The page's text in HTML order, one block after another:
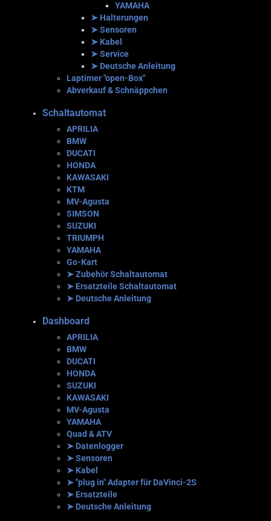
YAMAHA
➤ Halterungen
➤ Sensoren
➤ Kabel
➤ Service
➤ Deutsche Anleitung
Laptimer "open-Box"
Abverkauf & Schnäppchen
Schaltautomat
APRILIA
BMW
DUCATI
HONDA
KAWASAKI
KTM
MV-Agusta
SIMSON
SUZUKI
TRIUMPH
YAMAHA
Go-Kart
➤ Zubehör Schaltautomat
➤ Ersatzteile Schaltautomat
➤ Deutsche Anleitung
Dashboard
APRILIA
BMW
DUCATI
HONDA
SUZUKI
KAWASAKI
MV-Agusta
YAMAHA
Quad & ATV
➤ Datenlogger
➤ Sensoren
➤ Kabel
➤ "plug in" Adapter für DaVinci-2S
➤ Ersatzteile
➤ Deutsche Anleitung